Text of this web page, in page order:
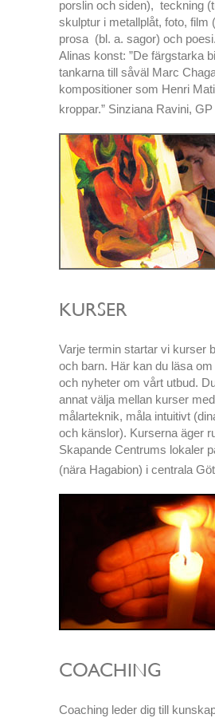
porslin och siden), teckning
skulptur i metallplåt, foto, film
prosa (bl. a. sagor) och
Alinas konst: ”De färgstarka
tankarna till såväl Marc
kompositioner som Henri
kroppar.” Sinziana Ravini,
KURSER
Varje termin startar vi kurser
och barn. Här kan du läsa
och nyheter om vårt utbud.
annat välja mellan kurser
målarteknik, måla intuitivt
och känslor). Kurserna äger
Skapande Centrums lokaler
(nära Hagabion) i centrala
COACHING
Coaching leder dig till